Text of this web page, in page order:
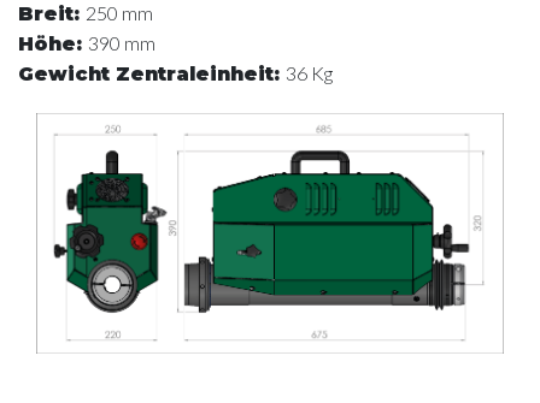
Breit: 250 mm
Höhe: 390 mm
Gewicht Zentraleinheit: 36 Kg